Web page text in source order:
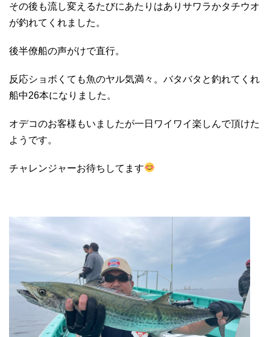
その後も流し変えるたびにあたりはありサワラかタチウオ
が釣れてくれました。
後半僚船の声がけで直行。
反応ショボくても魚のヤル気満々。バタバタと釣れてくれ
船中26本になりました。
オデコのお客様もいましたが一日ワイワイ楽しんで頂けた
ようです。
チャレンジャーお待ちしてます